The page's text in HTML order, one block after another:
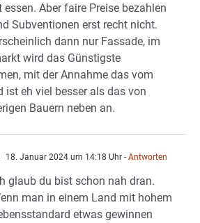
essen. Aber faire Preise bezahlen
Subventionen erst recht nicht.
dann nur Fassade, im
wird das Günstigste
mit der Annahme das vom
ist eh viel besser als das von
Bauern neben an.
18. Januar 2024 um 14:18 Uhr - Antworten
glaub du bist schon nah dran.
man in einem Land mit hohem
etwas gewinnen